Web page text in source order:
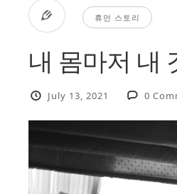
휴먼 스토리
내 몸마저 내
July 13, 2021 0